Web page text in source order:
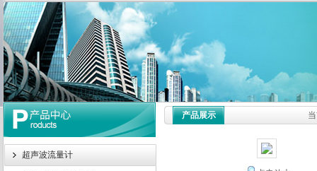
WDK流量定量控制柜 WB-2100定量装车控制仪
超声波流量计
产品展示